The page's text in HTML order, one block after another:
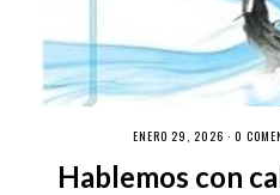
ENERO 29, 2026 · 0
Hablemos con